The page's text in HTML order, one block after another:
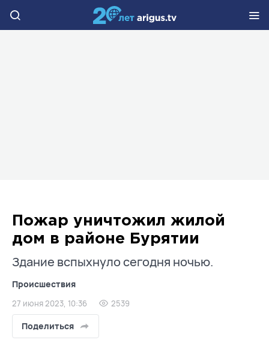
Пожар уничтожил жилой
дом в районе Бурятии
Здание вспыхнуло сегодня ночью.
Происшествия
27 июня 2023, 10:36 2539
Поделиться